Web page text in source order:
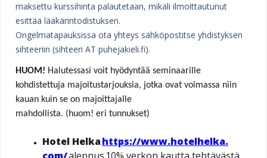
maksettu kurssihinta palautetaan, mikäli ilmoittautunut
esittää lääkärintodistuksen.
Ongelmatapauksissa ota yhteys sähköpostitse yhdistyksen
sihteeriin (sihteeri AT puhejakieli.fi).
HUOM! Halutessasi voit hyödyntää seminaarille
kohdistettuja majoitustarjouksia, jotka ovat voimassa niin
kauan kuin se on majoittajalle
mahdollista. (huom! eri tunnukset)
Hotel Helkahttps://www.hotelhelka.